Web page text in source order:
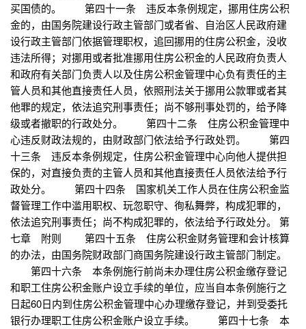
买国债的。 第四十一条 违反本条例规定，挪用住房公积
金的，由国务院建设行政主管部门或者省、自治区人民政府建
设行政主管部门依据管理职权，追回挪用的住房公积金，没收
违法所得；对挪用或者批准挪用住房公积金的人民政府负责人
和政府有关部门负责人以及住房公积金管理中心负有责任的主
管人员和其他直接责任人员，依照刑法关于挪用公款罪或者其
他罪的规定，依法追究刑事责任；尚不够刑事处罚的，给予降
级或者撤职的行政处分。 第四十二条 住房公积金管理中
心违反财政法规的，由财政部门依法给予行政处罚。 第四
十三条 违反本条例规定，住房公积金管理中心向他人提供担
保的，对直接负责的主管人员和其他直接责任人员依法给予行
政处分。 第四十四条 国家机关工作人员在住房公积金监
督管理工作中滥用职权、玩忽职守、徇私舞弊，构成犯罪的，
依法追究刑事责任；尚不构成犯罪的，依法给予行政处分。 第
七章 附则 第四十五条 住房公积金财务管理和会计核算
的办法，由国务院财政部门商国务院建设行政主管部门制定。
第四十六条 本条例施行前尚未办理住房公积金缴存登记
和职工住房公积金账户设立手续的单位，应当自本条例施行之
日起60日内到住房公积金管理中心办理缴存登记，并到受委托
银行办理职工住房公积金账户设立手续。 第四十七条 本